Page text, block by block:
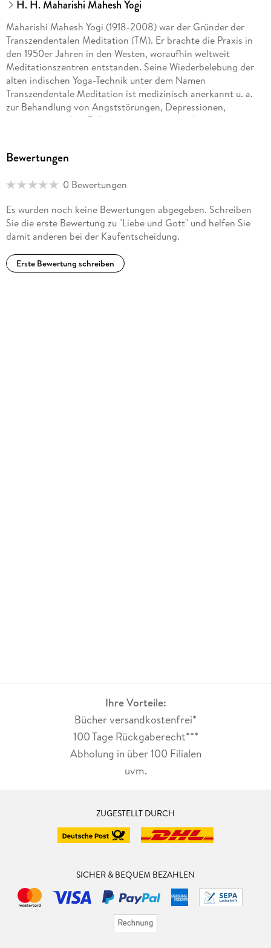
H. H. Maharishi Mahesh Yogi
Maharishi Mahesh Yogi (1918-2008) war der Gründer der
Transzendentalen Meditation (TM). Er brachte die Praxis in
den 1950er Jahren in den Westen, woraufhin weltweit
Meditationszentren entstanden. Seine Wiederbelebung der
alten indischen Yoga-Technik unter dem Namen
Transzendentale Meditation ist medizinisch anerkannt u. a.
zur Behandlung von Angststörungen, Depressionen,
posttraumatischen Belastungsstörungen und
anderer prominenter Stimmen. Als Maharishi 1959 in Los
Veda, Meditation, Jyotisch, Vastu, Yoga, Yagya, im Westen
vedische Wissen in ein ganzheitliches System der Vedischen
Wissenschaft zu bringen und für den modernen Menschen
nutzbar zu machen. 1964 veröffentlichte er sein poetisches
Werk über die Gottverwirklichung "Liebe und Gott".
Bewertungen
0 Bewertungen
Es wurden noch keine Bewertungen abgegeben. Schreiben
Sie die erste Bewertung zu "Liebe und Gott" und helfen Sie
damit anderen bei der Kaufentscheidung.
Erste Bewertung schreiben
Ihre Vorteile:
Bücher versandkostenfrei*
100 Tage Rückgaberecht***
Abholung in über 100 Filialen
uvm.
ZUGESTELLT DURCH
SICHER & BEQUEM BEZAHLEN